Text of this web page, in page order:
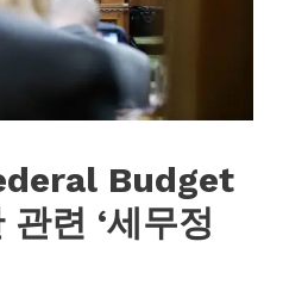
Budget
련 ‘세무정